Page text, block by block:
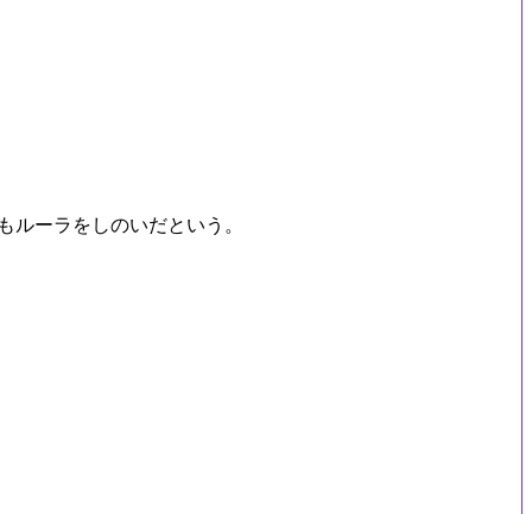
ーラをしのいだという。